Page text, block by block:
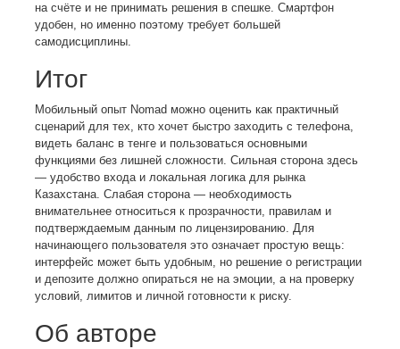
на счёте и не принимать решения в спешке. Смартфон
удобен, но именно поэтому требует большей
самодисциплины.
Итог
Мобильный опыт Nomad можно оценить как практичный
сценарий для тех, кто хочет быстро заходить с телефона,
видеть баланс в тенге и пользоваться основными
функциями без лишней сложности. Сильная сторона здесь
— удобство входа и локальная логика для рынка
Казахстана. Слабая сторона — необходимость
внимательнее относиться к прозрачности, правилам и
подтверждаемым данным по лицензированию. Для
начинающего пользователя это означает простую вещь:
интерфейс может быть удобным, но решение о регистрации
и депозите должно опираться не на эмоции, а на проверку
условий, лимитов и личной готовности к риску.
Об авторе